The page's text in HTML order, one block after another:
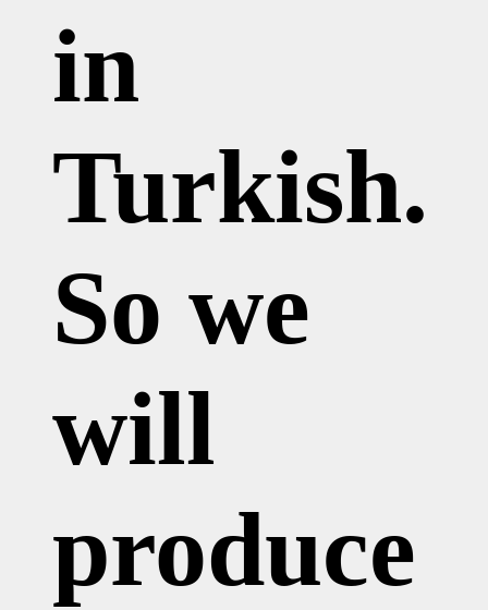
in
Turkish.
So we
will
produce